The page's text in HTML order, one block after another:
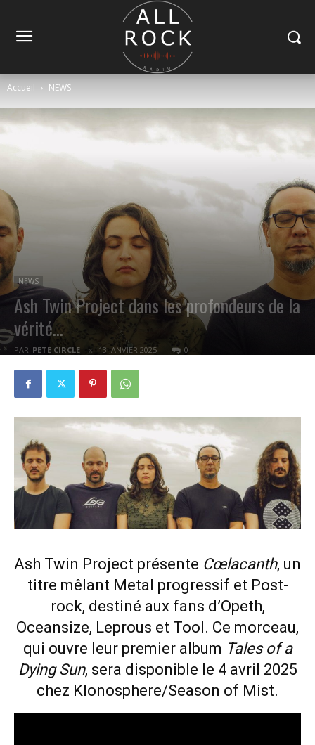
Accueil NEWS
NEWS
Ash Twin Project dans les profondeurs de la
vérité…
PAR PETE CIRCLE 13 JANVIER 2025 0
Ash Twin Project présente Cœlacanth, un
titre mêlant Metal progressif et Post-
rock, destiné aux fans d’Opeth,
Oceansize, Leprous et Tool. Ce morceau,
qui ouvre leur premier album Tales of a
Dying Sun, sera disponible le 4 avril 2025
chez Klonosphere/Season of Mist.